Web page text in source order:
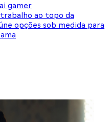
gamer
ao topo da
opções sob medida para